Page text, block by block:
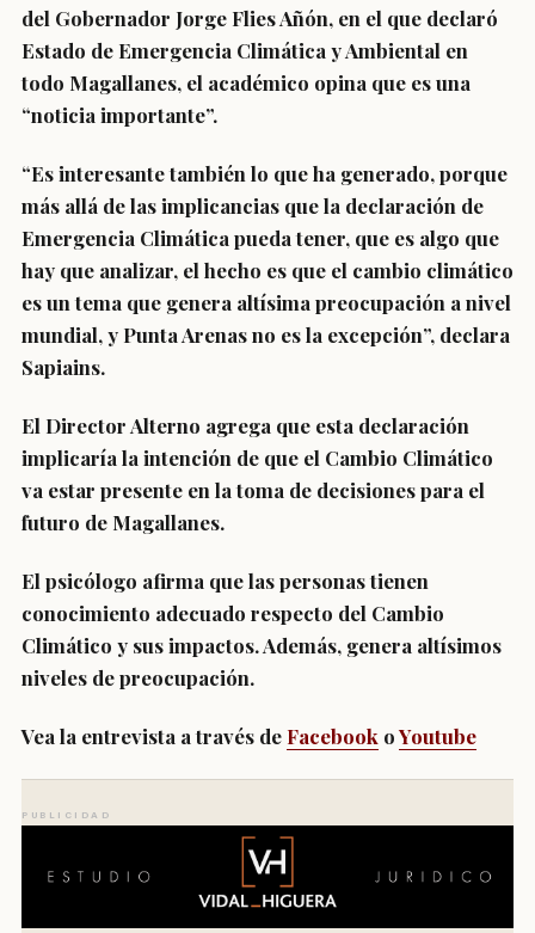
del Gobernador Jorge Flies Añón, en el que declaró
Estado de Emergencia Climática y Ambiental en
todo Magallanes, el académico opina que es una
“noticia importante”.
“Es interesante también lo que ha generado, porque
más allá de las implicancias que la declaración de
Emergencia Climática pueda tener, que es algo que
hay que analizar, el hecho es que el cambio climático
es un tema que genera altísima preocupación a nivel
mundial, y Punta Arenas no es la excepción”, declara
Sapiains.
El Director Alterno agrega que esta declaración
implicaría la intención de que el Cambio Climático
va estar presente en la toma de decisiones para el
futuro de Magallanes.
El psicólogo afirma que las personas tienen
conocimiento adecuado respecto del Cambio
Climático y sus impactos. Además, genera altísimos
niveles de preocupación.
Vea la entrevista a través deFacebook oYoutube
PUBLICIDAD